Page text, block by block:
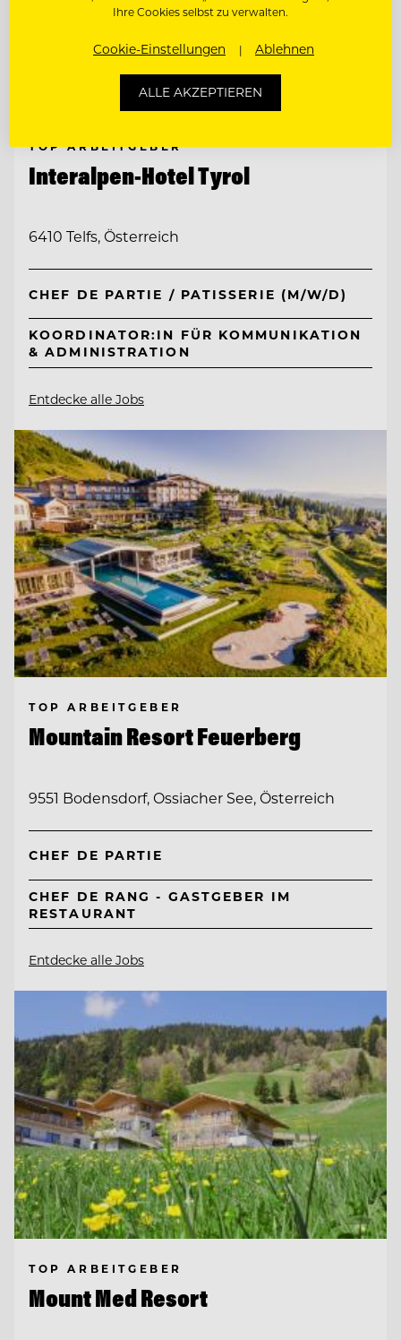
TOP ARBEITGEBER
Interalpen-Hotel Tyrol
6410 Telfs, Österreich
CHEF DE PARTIE / PATISSERIE (M/W/D)
KOORDINATOR:IN FÜR KOMMUNIKATION
& ADMINISTRATION
Entdecke alle Jobs
TOP ARBEITGEBER
Mountain Resort Feuerberg
9551 Bodensdorf, Ossiacher See, Österreich
CHEF DE PARTIE
CHEF DE RANG - GASTGEBER IM
RESTAURANT
Entdecke alle Jobs
TOP ARBEITGEBER
Mount Med Resort
Ihre Cookies selbst zu verwalten.
Cookie-Einstellungen Ablehnen
ALLE AKZEPTIEREN